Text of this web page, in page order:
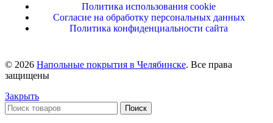
Политика использования cookie
Согласие на обработку персональных данных
Политика конфиденциальности сайта
© 2026 Напольные покрытия в Челябинске. Все права
защищены
Закрыть
Поиск